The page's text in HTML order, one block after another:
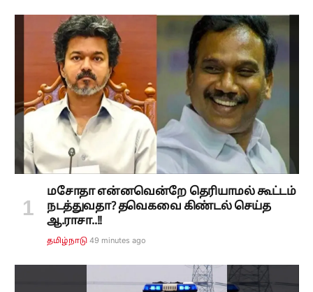
மசோதா என்னவென்றே தெரியாமல் கூட்டம்
நடத்துவதா? தவெகவை கிண்டல் செய்த
ஆ.ராசா..!!
தமிழ்நாடு 49 minutes ago